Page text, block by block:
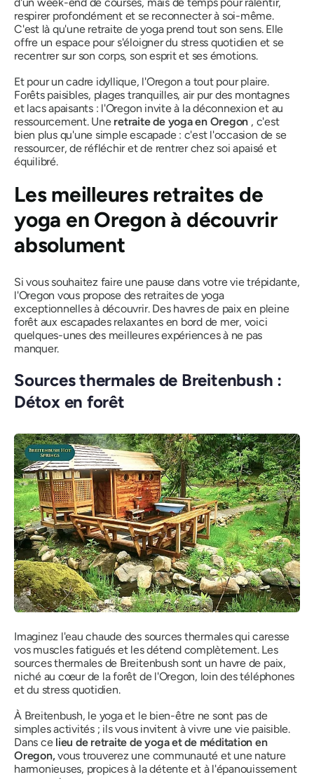
respirer profondément et se reconnecter à soi-même.
C'est là qu'une retraite de yoga prend tout son sens. Elle
offre un espace pour s'éloigner du stress quotidien et se
recentrer sur son corps, son esprit et ses émotions.
Et pour un cadre idyllique, l'Oregon a tout pour plaire.
Forêts paisibles, plages tranquilles, air pur des montagnes
et lacs apaisants : l'Oregon invite à la déconnexion et au
ressourcement. Une retraite de yoga en Oregon , c'est
bien plus qu'une simple escapade : c'est l'occasion de se
ressourcer, de réfléchir et de rentrer chez soi apaisé et
équilibré.
Les meilleures retraites de
yoga en Oregon à découvrir
absolument
Si vous souhaitez faire une pause dans votre vie trépidante,
l'Oregon vous propose des retraites de yoga
exceptionnelles à découvrir. Des havres de paix en pleine
forêt aux escapades relaxantes en bord de mer, voici
quelques-unes des meilleures expériences à ne pas
manquer.
Sources thermales de Breitenbush :
Détox en forêt
Imaginez l'eau chaude des sources thermales qui caresse
vos muscles fatigués et les détend complètement. Les
sources thermales de Breitenbush sont un havre de paix,
niché au cœur de la forêt de l'Oregon, loin des téléphones
et du stress quotidien.
À Breitenbush, le yoga et le bien-être ne sont pas de
simples activités ; ils vous invitent à vivre une vie paisible.
Dans ce lieu de retraite de yoga et de méditation en
Oregon,vous trouverez une communauté et une nature
harmonieuses, propices à la détente et à l'épanouissement